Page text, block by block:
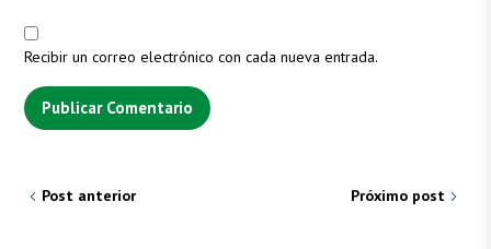
Recibir un correo electrónico con cada nueva entrada.
Post anterior Próximo post